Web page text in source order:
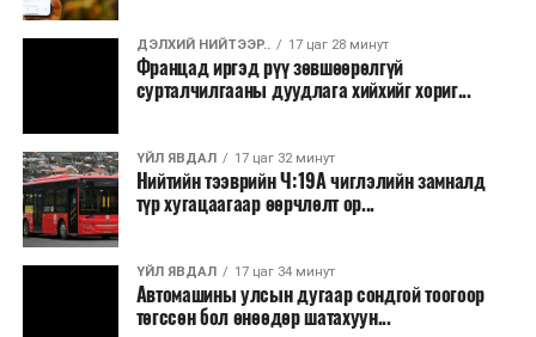
болон дулааны эрчим хүч үйлдвэрлэхэд ашиглаж
болдог. Зарим технологийн хувьд шаталтын дараа
үлдэх үнснээс фосфор зэрэг ашигт эрдсийг сэргээн
авах боломжтой аж.
Япон, Герман, Швейцар, Нидерланд, Өмнөд Солонгос
зэрэг улс лаг хатаах, шатаах технологийг ашиглаж
байна. Тухайлбал, Германд лаг шатаах үйлдвэрээс
гарсан үнснээс фосфор сэргээн авах технологи
ашигладаг бол Нидерландад төвлөрсөн лаг
боловсруулах үйлдвэрүүдээр дулаан, цахилгаан
эрчим хүч үйлдвэрлэдэг.
ДЭЛХИЙ НИЙТЭЭР.. 17 цаг 28 минут
Францад иргэд рүү зөвшөөрөлгүй
сурталчилгааны дуудлага хийхийг хориг...
ҮЙЛ ЯВДАЛ 17 цаг 32 минут
Нийтийн тээврийн Ч:19А чиглэлийн замналд
түр хугацаагаар өөрчлөлт ор...
ҮЙЛ ЯВДАЛ 17 цаг 34 минут
Автомашины улсын дугаар сондгой тоогоор
төгссөн бол өнөөдөр шатахуун...